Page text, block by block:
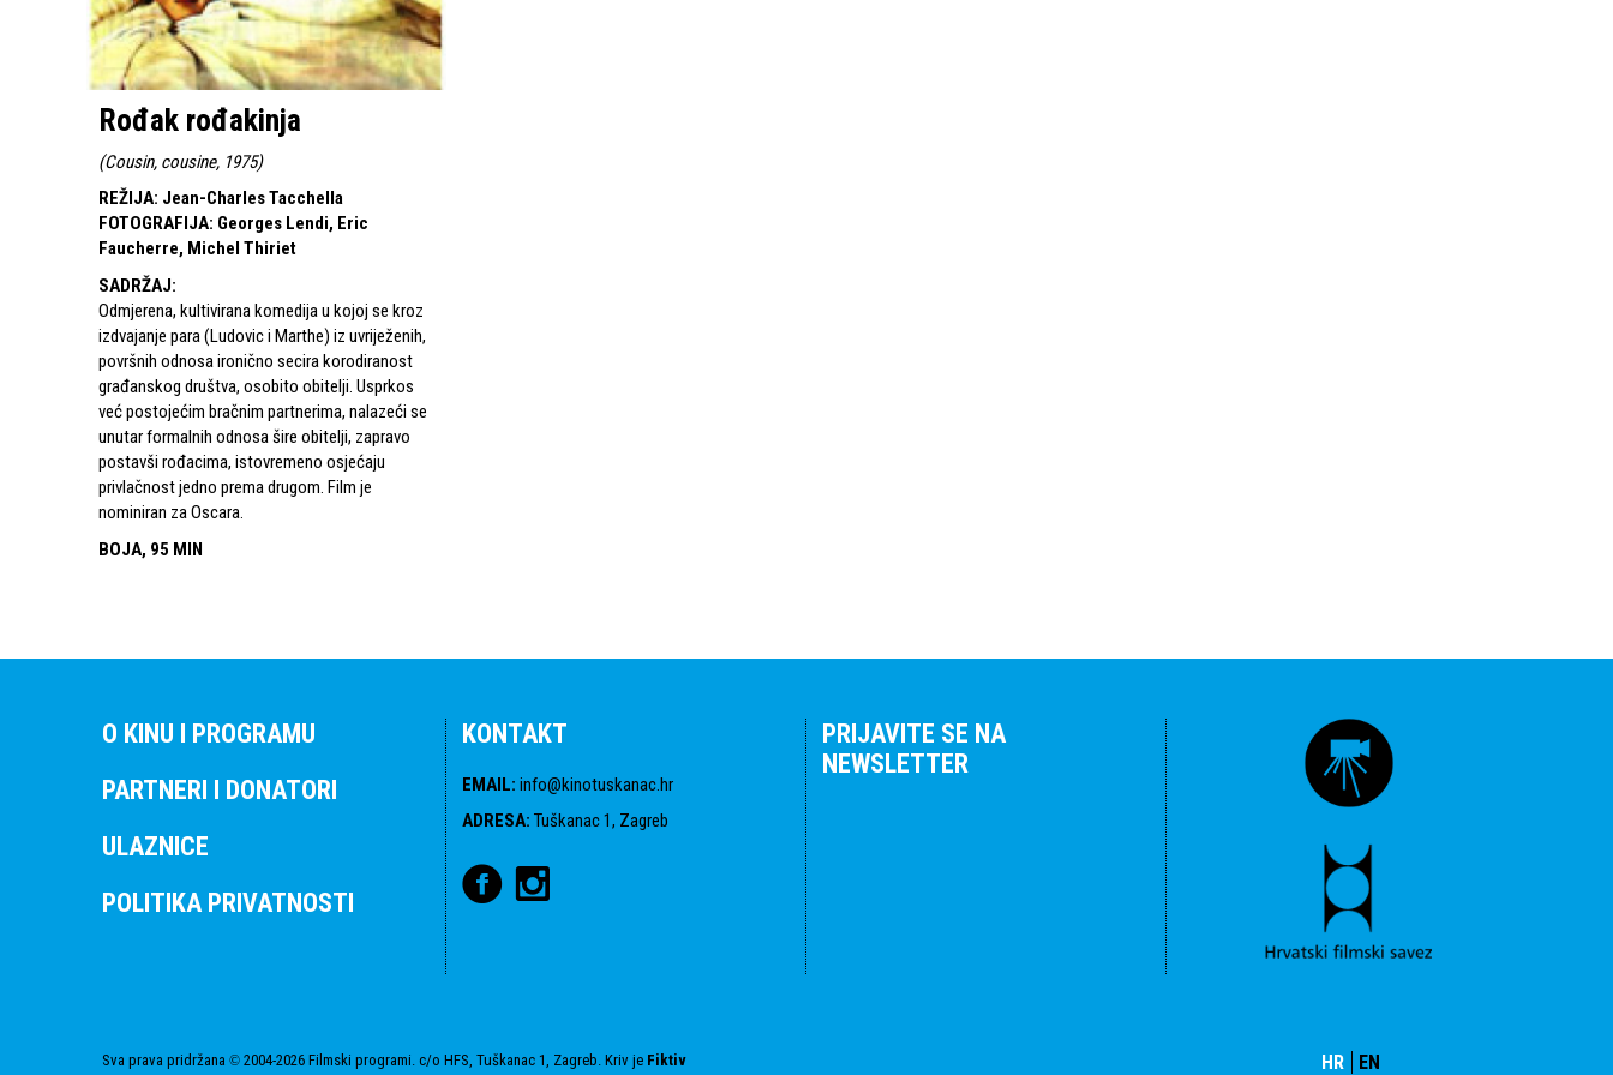
Rođak rođakinja
(Cousin, cousine, 1975)
REŽIJA: Jean-Charles Tacchella
FOTOGRAFIJA: Georges Lendi, Eric
Faucherre, Michel Thiriet
SADRŽAJ:
Odmjerena, kultivirana komedija u kojoj se kroz
izdvajanje para (Ludovic i Marthe) iz uvriježenih,
površnih odnosa ironično secira korodiranost
građanskog društva, osobito obitelji. Usprkos
već postojećim bračnim partnerima, nalazeći se
unutar formalnih odnosa šire obitelji, zapravo
postavši rođacima, istovremeno osjećaju
privlačnost jedno prema drugom. Film je
nominiran za Oscara.
BOJA, 95 MIN
O KINU I PROGRAMU
PARTNERI I DONATORI
ULAZNICE
POLITIKA PRIVATNOSTI
KONTAKT
EMAIL: info@kinotuskanac.hr
ADRESA: Tuškanac 1, Zagreb
PRIJAVITE SE NA
NEWSLETTER
HR EN
Sva prava pridržana © 2004-2026 Filmski programi. c/o HFS, Tuškanac 1, Zagreb. Kriv je Fiktiv